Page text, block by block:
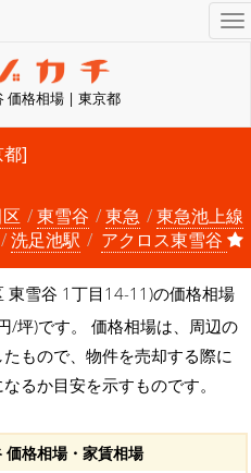
価格相場 | 東京都
]
東雪谷 東急
東急池上線
洗足池駅
アクロス東雪谷
東雪谷 1丁目14-11)の価格相場
/坪)です。 価格相場は、周辺の
もので、物件を売却する際に
るか目安を示すものです。
価格相場・家賃相場